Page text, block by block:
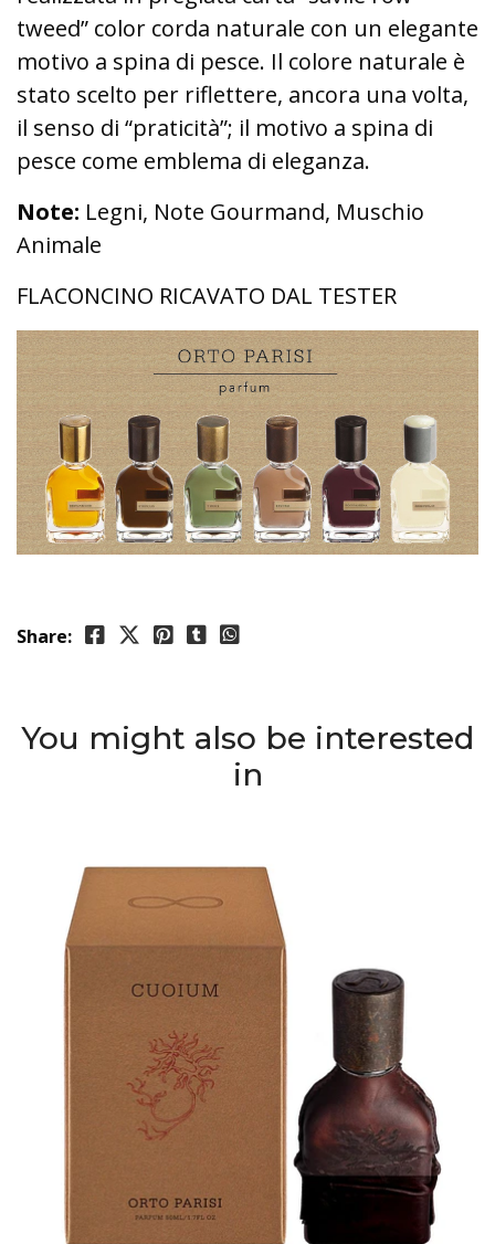
tweed” color corda naturale con un elegante
motivo a spina di pesce. Il colore naturale è
stato scelto per riflettere, ancora una volta,
il senso di “praticità”; il motivo a spina di
pesce come emblema di eleganza.
Note: Legni, Note Gourmand, Muschio
Animale
FLACONCINO RICAVATO DAL TESTER
Share:
You might also be interested
in